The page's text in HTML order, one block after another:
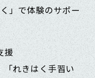
」で体験のサポー
援
れきはく手習い